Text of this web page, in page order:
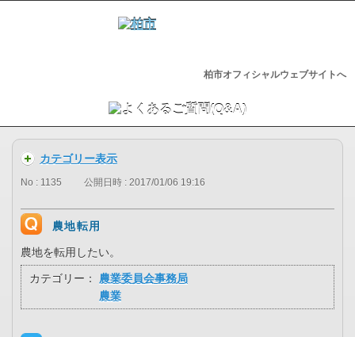
柏市オフィシャルウェブサイトへ
カテゴリー表示
No : 1135 公開日時 : 2017/01/06 19:16
農地転用
農地を転用したい。
カテゴリー：
農業委員会事務局
農業